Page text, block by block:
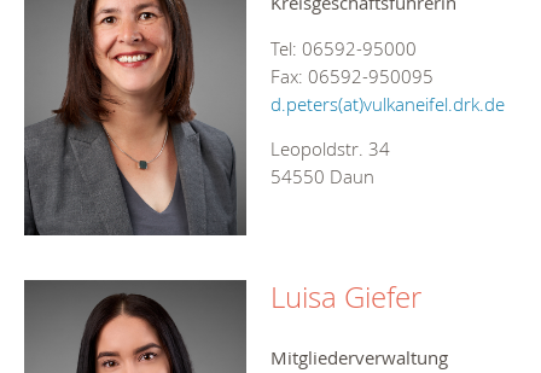
Tel: 06592-95000
Fax: 06592-950095
d.peters(at)vulkaneifel.drk.de
Leopoldstr. 34
54550 Daun
Luisa Giefer
Mitgliederverwaltung